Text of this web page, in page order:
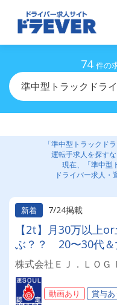
74 件の
準中型トラックドラ
「準中型トラックド
運転手求人を探すな
現在、「準中型
ドライバー求人・
新着
7/24掲載
【2t】月30万以上
ぶ？？ 20〜30代＆
株式会社ＥＪ．ＬＯＧ
動画あり 賞与あ